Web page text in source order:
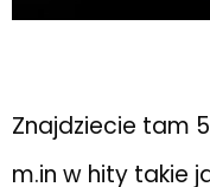
Znajdziecie tam
m.in w hity takie